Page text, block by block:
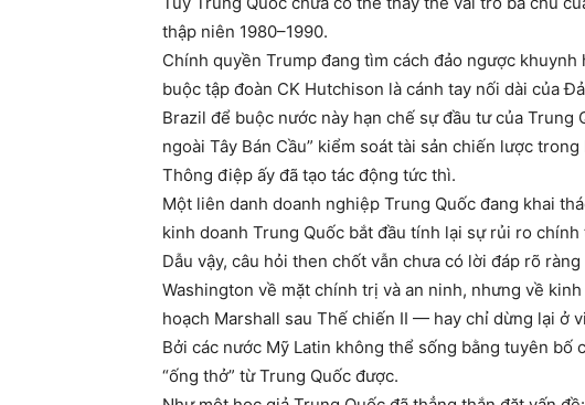
thập niên 1980–1990.
Chính quyền Trump đang tìm cách đảo ngược
buộc tập đoàn CK Hutchison là cánh tay nối dài của
Brazil để buộc nước này hạn chế sự đầu tư của
ngoài Tây Bán Cầu” kiểm soát tài sản chiến lược trong
Thông điệp ấy đã tạo tác động tức thì.
Một liên danh doanh nghiệp Trung Quốc đang khai
kinh doanh Trung Quốc bắt đầu tính lại sự rủi ro
Dẫu vậy, câu hỏi then chốt vẫn chưa có lời đáp rõ
Washington về mặt chính trị và an ninh, nhưng về
hoạch Marshall sau Thế chiến II — hay chỉ dừng lại ở
Bởi các nước Mỹ Latin không thể sống bằng tuyên
“ống thở” từ Trung Quốc được.